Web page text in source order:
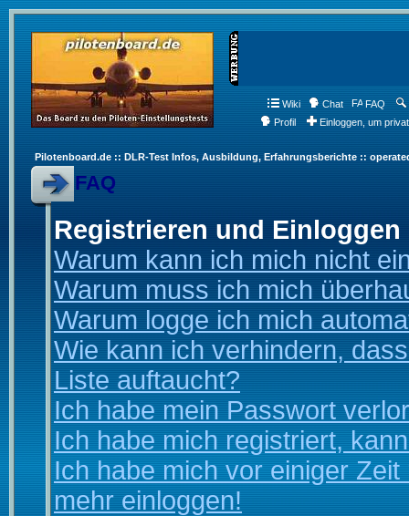
Wiki Chat FAQ
Profil
Einloggen, um
Pilotenboard.de :: DLR-Test Infos, Ausbildung, Erfahrungsberichte ::
FAQ
Registrieren und Einloggen
Warum kann ich mich nicht
Warum muss ich mich
Warum logge ich mich
Wie kann ich verhindern,
Liste auftaucht?
Ich habe mein Passwort
Ich habe mich registriert,
Ich habe mich vor einiger
mehr einloggen!